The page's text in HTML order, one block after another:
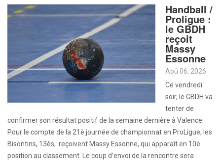
Handball /
Proligue :
le GBDH
reçoit
Massy
Essonne
Aoû 06, 2026
Ce vendredi
soir, le GBDH va
tenter de
confirmer son résultat positif de la semaine dernière à Valence.
Pour le compte de la 21è journée de championnat en ProLigue, les
Bisontins, 13ès, reçoivent Massy Essonne, qui apparaît en 10è
position au classement. Le coup d’envoi de la rencontre sera